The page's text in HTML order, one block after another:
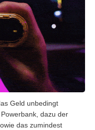
Geld unbedingt
dazu der
das zumindest